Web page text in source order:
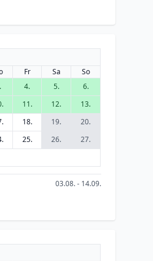
Fr Sa
So
4. 5.
6.
11. 12.
13.
18. 19.
20.
25. 26.
27.
03.08. - 14.09.